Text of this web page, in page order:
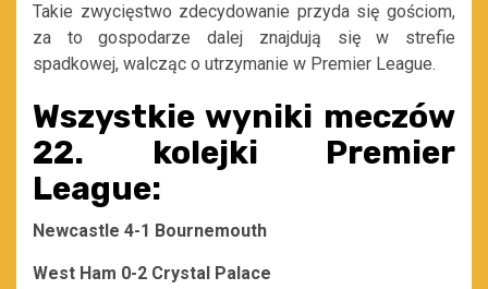
Takie zwycięstwo zdecydowanie przyda się gościom,
za to gospodarze dalej znajdują się w strefie
spadkowej, walcząc o utrzymanie w Premier League.
Wszystkie wyniki meczów
22. kolejki Premier
League:
Newcastle 4-1 Bournemouth
West Ham 0-2 Crystal Palace